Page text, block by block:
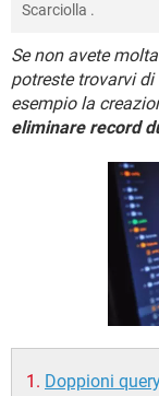
TIKTOK
TIKTOK
HARDWARE
INTRATTENIMENTO
INSTAGRAM
TIKTOK
INTRATTENIMENTO
iOS
INSTAGRAM
COVID-19
INTRATTENIMENTO
Scarciolla .
Se non avete
potreste trovarvi
esempio la
eliminare record
Doppioni